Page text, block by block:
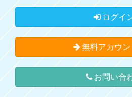
１． お客様は、Toonesアカウン
ビスをToonesサイトからお申込
取得費用は、ポイントでの前払い
数分のポイントが予め必要となり
２． 取得に必要な情報は、正確
名、本店住所、法人番号など）が
ログイ
無料アカウ
お問い合